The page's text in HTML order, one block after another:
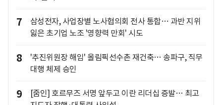
7
삼성전자, 사업장별 노사협의회 전사 통합… 과반 지위
잃은 초기업 노조 '영향력 만회' 시도
8
'추진위원장 해임' 올림픽선수촌 재건축… 송파구, 직무
대행 체제 승인
9
[줌인] 호르무즈 서명 앞두고 이란 리더십 증발… 최고